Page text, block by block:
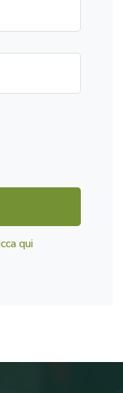
qui